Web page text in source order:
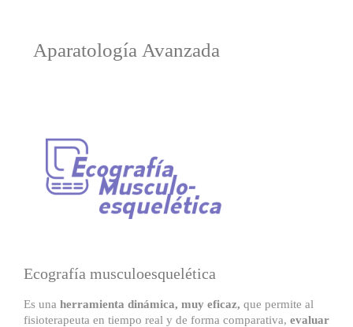
Aparatología Avanzada
Ecografía musculoesquelética
Es una herramienta dinámica, muy eficaz, que permite al
fisioterapeuta en tiempo real y de forma comparativa, evaluar